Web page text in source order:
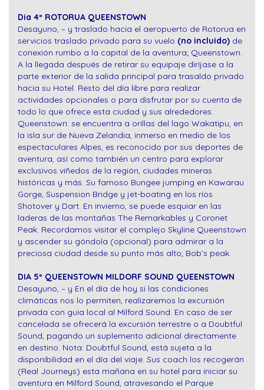
Dia 4º ROTORUA QUEENSTOWN
Desayuno, – y traslado hacia el aeropuerto de Rotorua en
servicios traslado privado para su vuelo (no incluido) de
conexión rumbo a la capital de la aventura; Queenstown.
A la llegada después de retirar su equipaje diríjase a la
parte exterior de la salida principal para trasaldo privado
hacia su Hotel. Resto del día libre para realizar
actividades opcionales o para disfrutar por su cuenta de
todo lo que ofrece esta ciudad y sus alrededores.
Queenstown: se encuentra a orillas del lago Wakatipu, en
la isla sur de Nueva Zelandia, inmerso en medio de los
espectaculares Alpes, es reconocido por sus deportes de
aventura, así como también un centro para explorar
exclusivos viñedos de la región, ciudades mineras
históricas y más. Su famoso Bungee jumping en Kawarau
Gorge, Suspension Bridge y jet-boating en los ríos
Shotover y Dart. En invierno, se puede esquiar en las
laderas de las montañas The Remarkables y Coronet
Peak. Recordamos visitar el complejo Skyline Queenstown
y ascender su góndola (opcional) para admirar a la
preciosa ciudad desde su punto más alto; Bob’s peak.
DIA 5º QUEENSTOWN MILDORF SOUND QUEENSTOWN
Desayuno, – y En el día de hoy si las condiciones
climáticas nos lo permiten, realizaremos la excursión
privada con guia local al Milford Sound. En caso de ser
cancelada se ofrecerá la excursión terrestre o a Doubtful
Sound, pagando un suplemento adicional directamente
en destino. Nota: Doubtful Sound, está sujeta a la
disponibilidad en el día del viaje. Sus coach los recogerán
(Real Journeys) esta mañana en su hotel para iniciar su
aventura en Milford Sound, atravesando el Parque